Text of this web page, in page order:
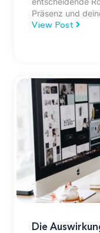
Präsenz und
View Post
Die